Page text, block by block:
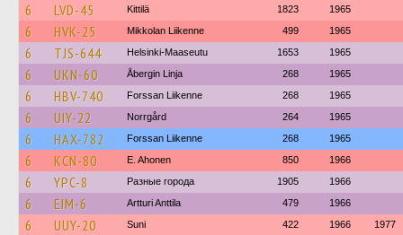
6 LVD-45 Kittilä 1823 1965
6 HVK-25 Mikkolan Liikenne 499 1965
6 TJS-644 Helsinki-Maaseutu 1653 1965
6 UKN-60 Åbergin Linja 268 1965
6 HBV-740 Forssan Liikenne 268 1965
6 UIY-22 Norrgård 264 1965
6 HAX-782 Forssan Liikenne 268 1965
6 KCN-80 E. Ahonen 850 1966
6 YPC-8 Разные города 1905 1966
6 EIM-6 Artturi Anttila 479 1966
6 UUY-20 Suni 422 1966 1977